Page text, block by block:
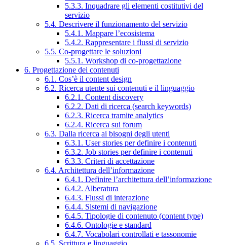
5.3.3. Inquadrare gli elementi costitutivi del
servizio
5.4. Descrivere il funzionamento del servizio
5.4.1. Mappare l’ecosistema
5.4.2. Rappresentare i flussi di servizio
5.5. Co-progettare le soluzioni
5.5.1. Workshop di co-progettazione
6. Progettazione dei contenuti
6.1. Cos’è il content design
6.2. Ricerca utente sui contenuti e il linguaggio
6.2.1. Content discovery
6.2.2. Dati di ricerca (search keywords)
6.2.3. Ricerca tramite analytics
6.2.4. Ricerca sui forum
6.3. Dalla ricerca ai bisogni degli utenti
6.3.1. User stories per definire i contenuti
6.3.2. Job stories per definire i contenuti
6.3.3. Criteri di accettazione
6.4. Architettura dell’informazione
6.4.1. Definire l’architettura dell’informazione
6.4.2. Alberatura
6.4.3. Flussi di interazione
6.4.4. Sistemi di navigazione
6.4.5. Tipologie di contenuto (content type)
6.4.6. Ontologie e standard
6.4.7. Vocabolari controllati e tassonomie
6.5. Scrittura e linguaggio